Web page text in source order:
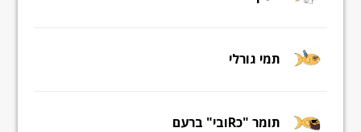
תמי גורלי
תומר "כRובי" ברעם